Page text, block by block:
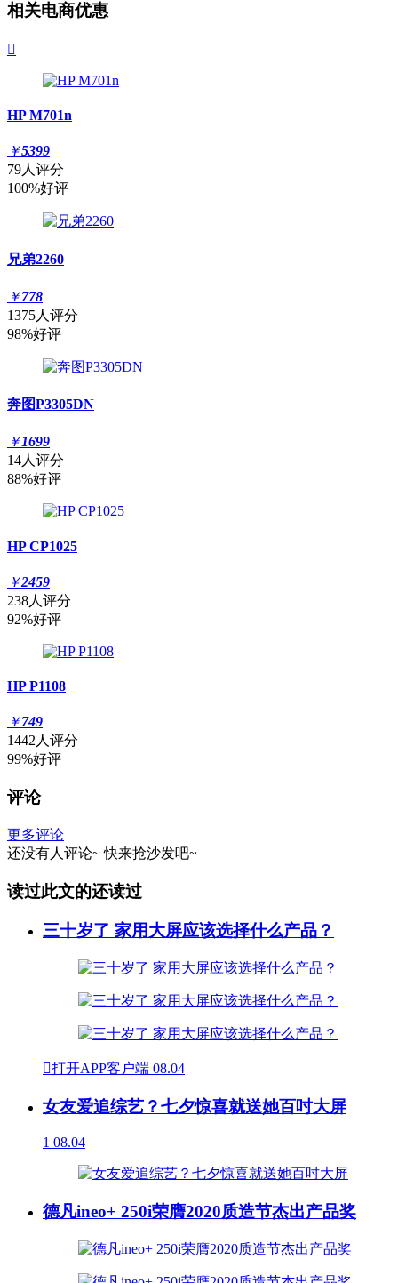
相关电商优惠

HP M701n
￥5399
79人评分
100%好评
兄弟2260
￥778
1375人评分
98%好评
奔图P3305DN
￥1699
14人评分
88%好评
HP CP1025
￥2459
238人评分
92%好评
HP P1108
￥749
1442人评分
99%好评
评论
更多评论
还没有人评论~ 快来抢沙发吧~
读过此文的还读过
三十岁了 家用大屏应该选择什么产品？
打开APP客户端 08.04
女友爱追综艺？七夕惊喜就送她百吋大屏
1 08.04
德凡ineo+ 250i荣膺2020质造节杰出产品奖